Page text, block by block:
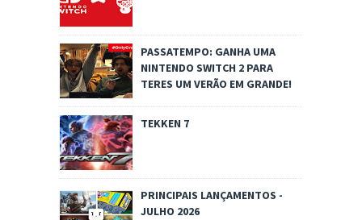
PASSATEMPO: GANHA UMA
NINTENDO SWITCH 2 PARA
TERES UM VERÃO EM GRANDE!
TEKKEN 7
PRINCIPAIS LANÇAMENTOS -
JULHO 2026